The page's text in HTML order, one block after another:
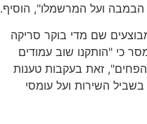
הבמבה ועל המרשמלו", הוסיף.
שם מדי בוקר סריקה
כי "הותקנו שוב עמודים
הפחים", זאת בעקבות טענות
השירות ועל עומסי